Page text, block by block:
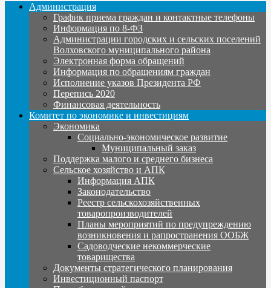
Администрация
График приема граждан и контактные телефоны
Информация по 8-ФЗ
Администрации городских и сельских поселений
Волховского муниципального района
Электронная форма обращений
Информация по обращениям граждан
Исполнение указов Президента РФ
Перепись 2020
Финансовая деятельность
Комитет по экономике и инвестициям
Экономика
Социально-экономическое развитие
Муниципальный заказ
Поддержка малого и среднего бизнеса
Сельское хозяйство и АПК
Информация АПК
Законодательство
Реестр сельскохозяйственных
товаропроизводителей
Планы мероприятий по предупреждению
возникновения и рапространения ООБЖ
Садоводческие некоммерческие
товарищества
Документы стратегического планирования
Инвестиционный паспорт